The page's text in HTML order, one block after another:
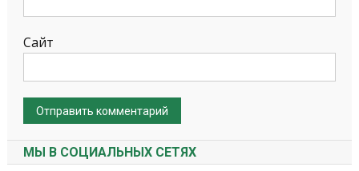
Сайт
МЫ В СОЦИАЛЬНЫХ СЕТЯХ